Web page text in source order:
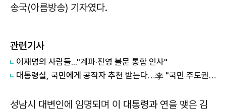
송국(아름방송) 기자였다.
관련기사
이재명의 사람들..."계파·진영 불문 통합 인사"
대통령실, 국민에게 공직자 추천 받는다…李 "국민 주도권 행사 첫걸음"
성남시 대변인에 임명되며 이 대통령과 연을 맺은 김